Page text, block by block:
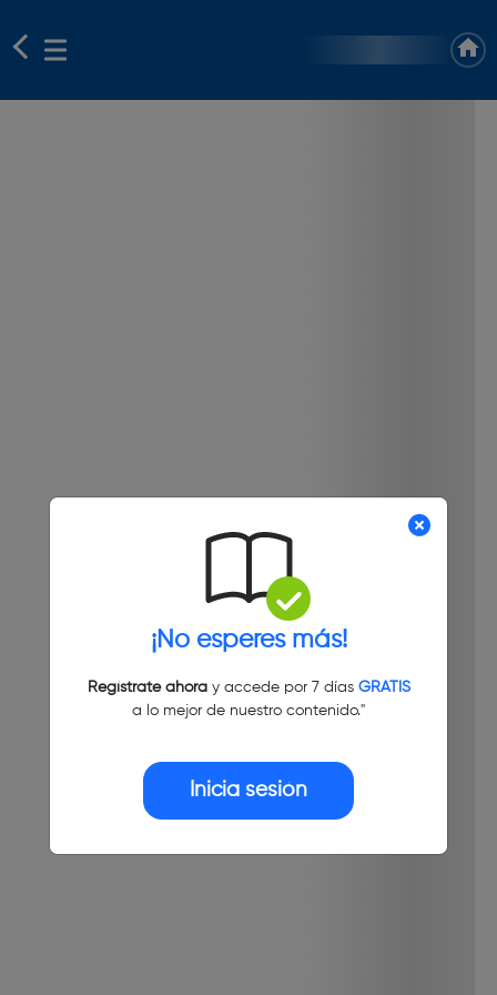
¡No esperes más!
Regístrate ahoray accede por 7 días GRATIS
a lo mejor de nuestro contenido."
Inicia sesión